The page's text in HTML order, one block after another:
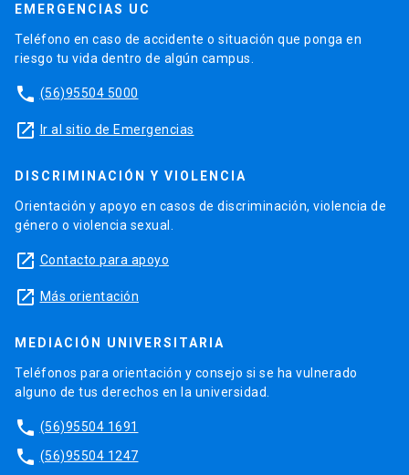
EMERGENCIAS UC
Teléfono en caso de accidente o situación que ponga en
riesgo tu vida dentro de algún campus.
phone (56)95504 5000
launch Ir al sitio de Emergencias
DISCRIMINACIÓN Y VIOLENCIA
Orientación y apoyo en casos de discriminación, violencia de
género o violencia sexual.
launch Contacto para apoyo
launch Más orientación
MEDIACIÓN UNIVERSITARIA
Teléfonos para orientación y consejo si se ha vulnerado
alguno de tus derechos en la universidad.
phone (56)95504 1691
phone (56)95504 1247